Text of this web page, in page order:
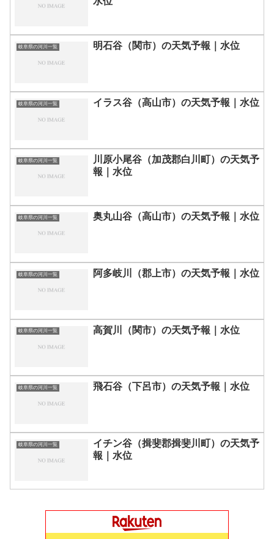
岐阜県の河川一覧 明石谷（関市）の天気予報｜水位
岐阜県の河川一覧 イラス谷（高山市）の天気予報｜水位
岐阜県の河川一覧
川原小尾谷（加茂郡白川町）の天気予
報｜水位
岐阜県の河川一覧 奥丸山谷（高山市）の天気予報｜水位
岐阜県の河川一覧 阿多岐川（郡上市）の天気予報｜水位
岐阜県の河川一覧 高賀川（関市）の天気予報｜水位
岐阜県の河川一覧 飛石谷（下呂市）の天気予報｜水位
岐阜県の河川一覧
イチン谷（揖斐郡揖斐川町）の天気予
報｜水位